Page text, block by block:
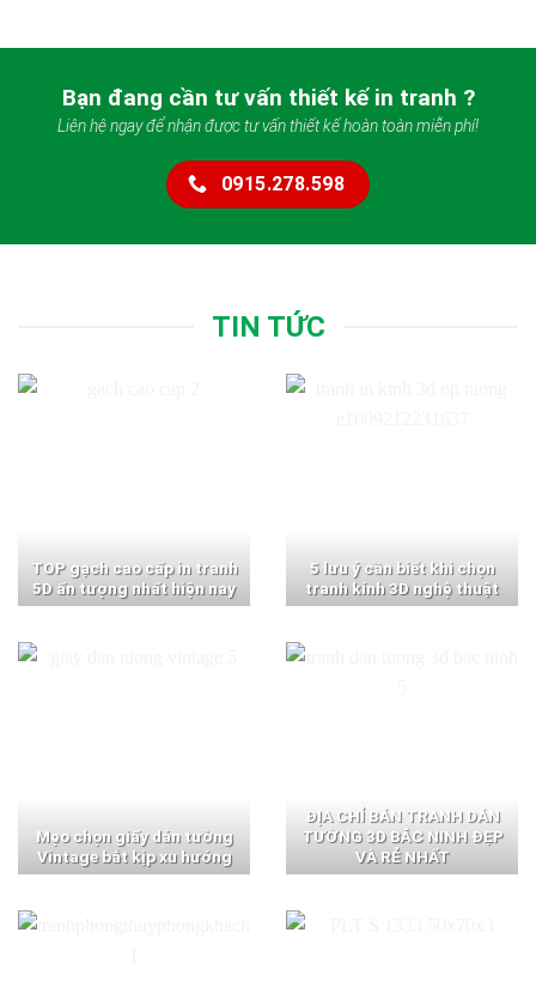
Bạn đang cần tư vấn thiết kế in tranh ?
Liên hệ ngay để nhận được tư vấn thiết kế hoàn toàn miễn phí!
0915.278.598
TIN TỨC
TOP gạch cao cấp in tranh
5D ấn tượng nhất hiện nay
5 lưu ý cần biết khi chọn
tranh kính 3D nghệ thuật
Mẹo chọn giấy dán tường
Vintage bắt kịp xu hướng
ĐỊA CHỈ BÁN TRANH DÁN
TƯỜNG 3D BẮC NINH ĐẸP
VÀ RẺ NHẤT